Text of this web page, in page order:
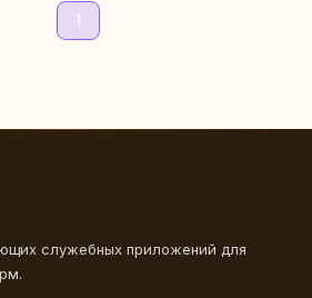
1
служебных приложений для